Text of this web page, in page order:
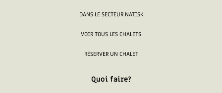
DANS LE SECTEUR NATISK
VOIR TOUS LES CHALETS
RÉSERVER UN CHALET
Quoi faire?